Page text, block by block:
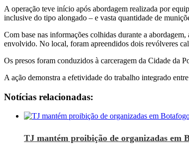
A operação teve início após abordagem realizada por
inclusive do tipo alongado – e vasta quantidade de
Com base nas informações colhidas durante a
envolvido. No local, foram apreendidos dois revólveres
Os presos foram conduzidos à carceragem da Cidade da
A ação demonstra a efetividade do trabalho integrado
Notícias relacionadas:
TJ mantém proibição de organizadas em